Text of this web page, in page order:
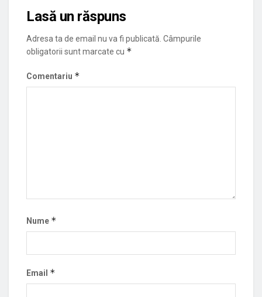
Lasă un răspuns
Adresa ta de email nu va fi publicată. Câmpurile
obligatorii sunt marcate cu *
Comentariu *
Nume *
Email *